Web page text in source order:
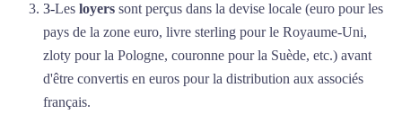
3-Les loyers sont perçus dans la devise locale (euro pour les
pays de la zone euro, livre sterling pour le Royaume-Uni,
zloty pour la Pologne, couronne pour la Suède, etc.) avant
d'être convertis en euros pour la distribution aux associés
français.